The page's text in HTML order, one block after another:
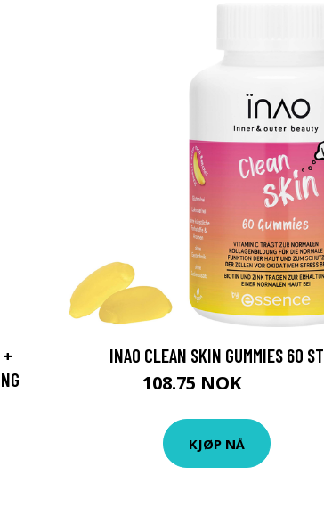
+
INAO CLEAN SKIN GUMMIES 60 ST
108.75 NOK
KJØP NÅ